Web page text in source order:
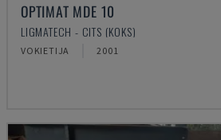
OPTIMAT MDE 10
LIGMATECH - CITS (KOKS)
VOKIETIJA 2001